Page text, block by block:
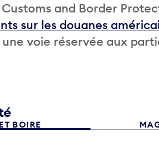
and Border
sur les douanes
une voie réservée aux
BOIRE